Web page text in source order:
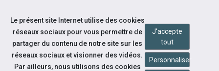
Aller au contenu
Le présent site Internet utilise des cookies
réseaux sociaux pour vous permettre de
partager du contenu de notre site sur les
réseaux sociaux et visionner des vidéos.
Par ailleurs, nous utilisons des cookies
J'accepte
tout
Personnaliser